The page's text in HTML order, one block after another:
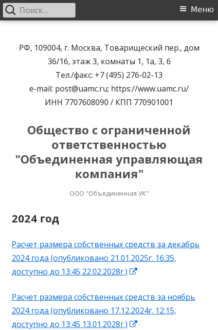
содержимому
РФ, 109004, г. Москва, Товарищеский пер., дом
36/16, этаж 3, комнаты 1, 1а, 3, 6
Тел./факс: +7 (495) 276-02-13
e-mail: post@uamc.ru; https://www.uamc.ru/
ИНН 7707608090 / КПП 770901001
Общество с ограниченной
ответственностью
"Объединенная управляющая
компания"
ООО "Объединенная УК"
Основное
Меню
Найти:
2024 год
Расчет размера собственных средств за декабрь
2024 года (опубликовано 21.01.2025г. 16:35,
доступно до 13:45 22.02.2028г.)
новом
окне
Расчет размера собственных средств за ноябрь
2024 года (опубликовано 17.12.2024г. 12:15,
доступно до 13:45 13.01.2028г.)